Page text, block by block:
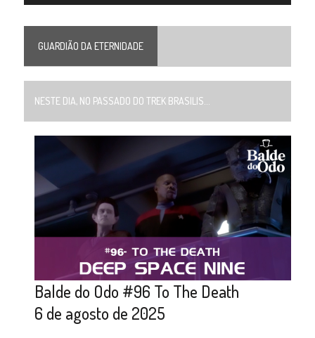
GUARDIÃO DA ETERNIDADE
NESTE DIA, NO PASSADO DO TREK BRASILIS...
Balde do Odo #96 To The Death
6 de agosto de 2025